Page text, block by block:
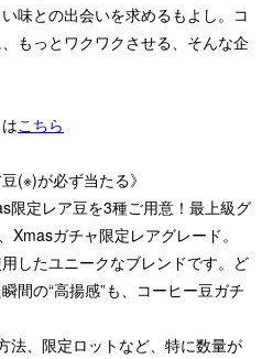
味との出会いを求めるもよし。コ
もっとワクワクさせる、そんな企
こちら
(※)が必ず当たる》
限定レア豆を3種ご用意！最上級グ
Xmasガチャ限定レアグレード。
したユニークなブレンドです。ど
間の“高揚感”も、コーヒー豆ガチ
法、限定ロットなど、特に数量が